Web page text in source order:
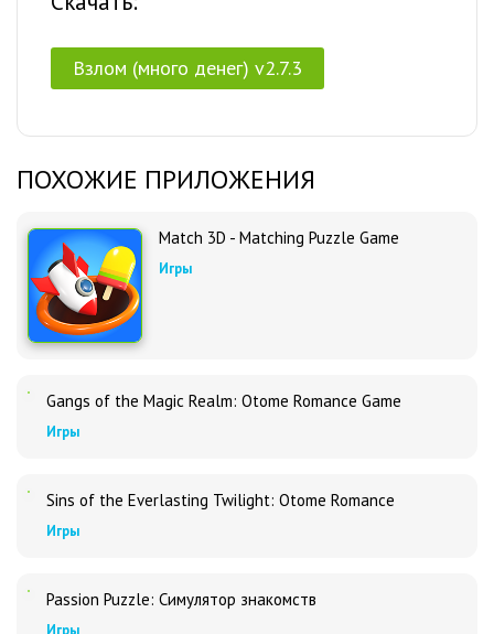
Взлом (много денег) v2.7.3
ПОХОЖИЕ ПРИЛОЖЕНИЯ
Match 3D - Matching Puzzle Game
Игры
Gangs of the Magic Realm: Otome Romance Game
Игры
Sins of the Everlasting Twilight: Otome Romance
Игры
Passion Puzzle: Симулятор знакомств
Игры